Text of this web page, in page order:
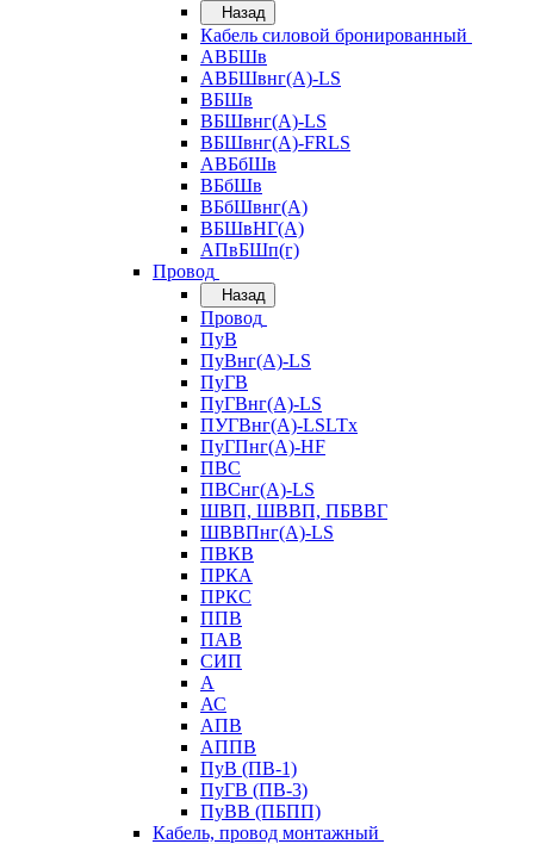
Назад
Кабель силовой бронированный
АВБШв
АВБШвнг(А)-LS
ВБШв
ВБШвнг(А)-LS
ВБШвнг(А)-FRLS
АВБбШв
ВБбШв
ВБбШвнг(А)
ВБШвНГ(А)
АПвБШп(г)
Провод
Назад
Провод
ПуВ
ПуВнг(А)-LS
ПуГВ
ПуГВнг(А)-LS
ПУГВнг(А)-LSLTx
ПуГПнг(А)-HF
ПВС
ПВСнг(А)-LS
ШВП, ШВВП, ПБВВГ
ШВВПнг(А)-LS
ПВКВ
ПРКА
ПРКС
ППВ
ПАВ
СИП
А
АС
АПВ
АППВ
ПуВ (ПВ-1)
ПуГВ (ПВ-3)
ПуВВ (ПБПП)
Кабель, провод монтажный